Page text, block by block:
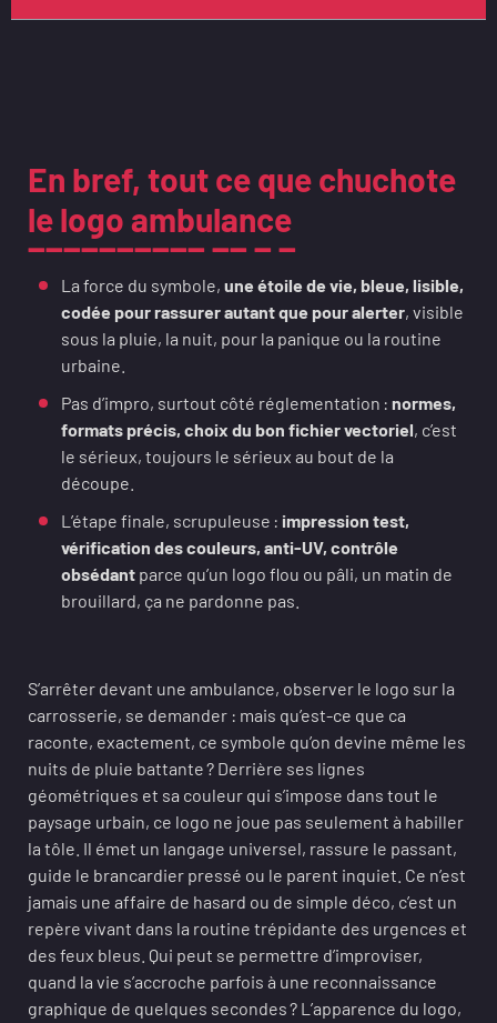
En bref, tout ce que chuchote
le logo ambulance
La force du symbole, une étoile de vie, bleue, lisible,
codée pour rassurer autant que pour alerter, visible
sous la pluie, la nuit, pour la panique ou la routine
urbaine.
Pas d’impro, surtout côté réglementation : normes,
formats précis, choix du bon fichier vectoriel, c’est
le sérieux, toujours le sérieux au bout de la
découpe.
L’étape finale, scrupuleuse : impression test,
vérification des couleurs, anti-UV, contrôle
obsédant parce qu’un logo flou ou pâli, un matin de
brouillard, ça ne pardonne pas.
S’arrêter devant une ambulance, observer le logo sur la
carrosserie, se demander : mais qu’est-ce que ca
raconte, exactement, ce symbole qu’on devine même les
nuits de pluie battante ? Derrière ses lignes
géométriques et sa couleur qui s’impose dans tout le
paysage urbain, ce logo ne joue pas seulement à habiller
la tôle. Il émet un langage universel, rassure le passant,
guide le brancardier pressé ou le parent inquiet. Ce n’est
jamais une affaire de hasard ou de simple déco, c’est un
repère vivant dans la routine trépidante des urgences et
des feux bleus. Qui peut se permettre d’improviser,
quand la vie s’accroche parfois à une reconnaissance
graphique de quelques secondes ? L’apparence du logo,